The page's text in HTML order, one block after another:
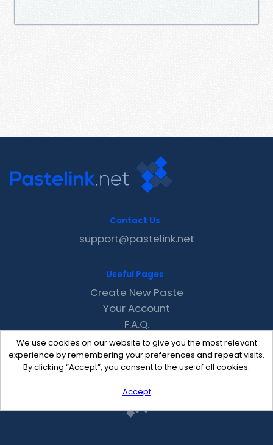
We use cookies on our website to give you the most relevant
experience by remembering your preferences and repeat visits.
By clicking “Accept”, you consent to the use of all cookies.
Accept
Contact Us
support@pastelink.net
Useful Pages
Create New Paste
Your Account
F.A.Q.
Recent
Contact